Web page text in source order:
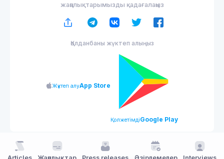
жаңалықтарымызды қадағалаңыз
Қолданбаны жүктеп алыңыз
Жүктеп алуApp Store
ҚолжетімдіGoogle Play